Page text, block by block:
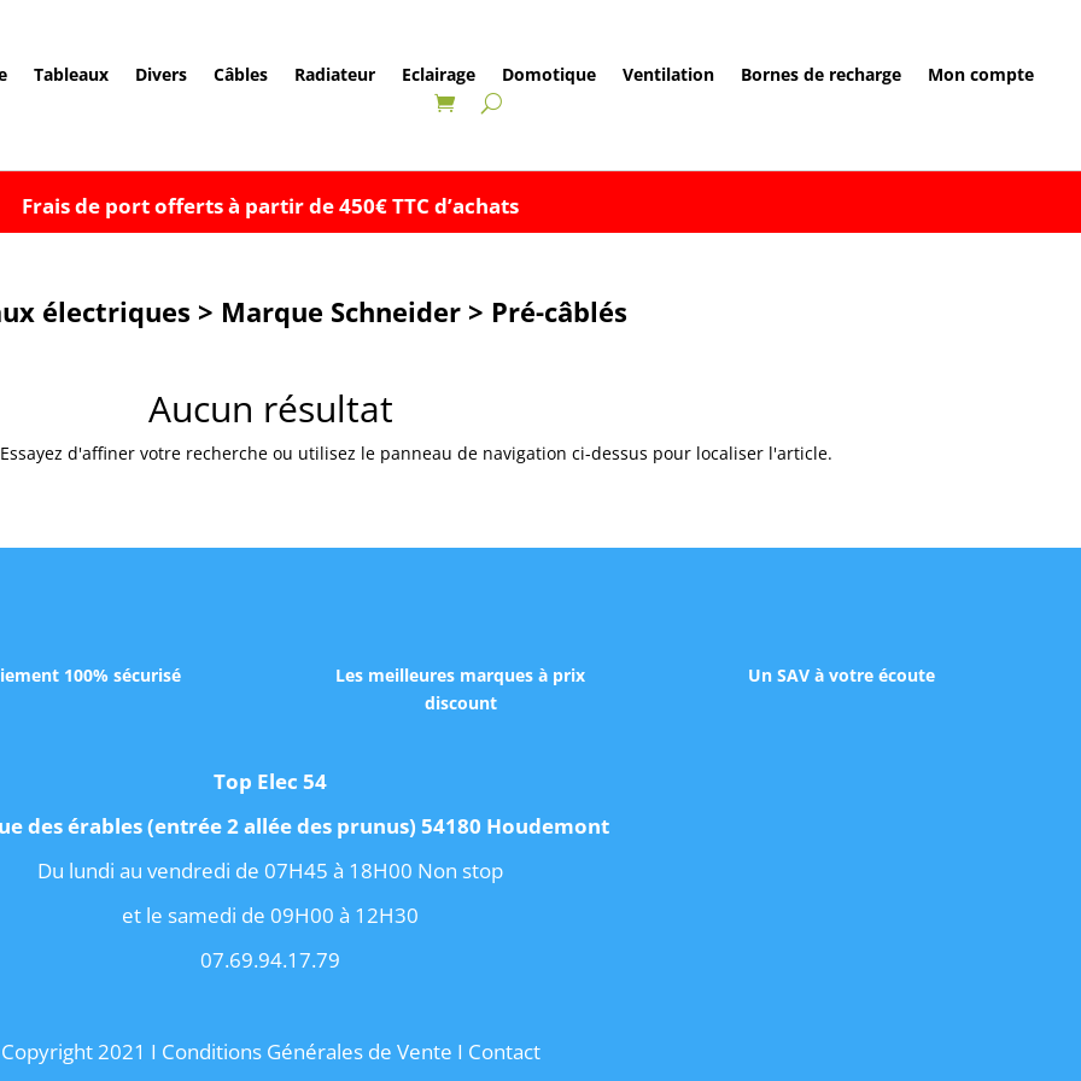
Tableaux Divers Câbles Radiateur Eclairage Domotique Ventilation Bornes de recharge Mon compte
Frais de port offerts à partir de 450€ TTC d’achats
électriques > Marque Schneider > Pré-câblés
Aucun résultat
d'affiner votre recherche ou utilisez le panneau de navigation ci-dessus pour localiser l'article.
100% sécurisé
Les meilleures marques à prix
discount
Un SAV à votre écoute
Top Elec 54
des érables (entrée 2 allée des prunus) 54180 Houdemont
Du lundi au vendredi de 07H45 à 18H00 Non stop
et le samedi de 09H00 à 12H30
07.69.94.17.79
Copyright 2021 I Conditions Générales de Vente I Contact